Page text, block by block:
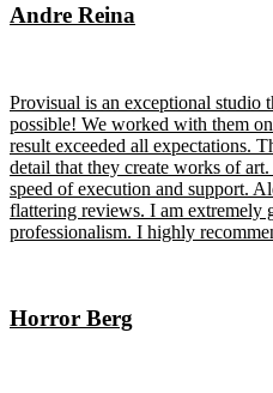
Andre Reina
Provisual is an exceptional studio
possible! We worked with them
result exceeded all expectations.
detail that they create works of
speed of execution and support.
flattering reviews. I am extremely
professionalism. I highly
Horror Berg